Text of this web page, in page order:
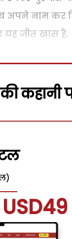
अपने नाम कर
यह जीत खास है.
कहानी
USD49